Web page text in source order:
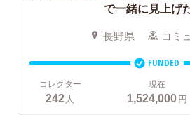
で一緒に見上げ
長野県 コミ
FUNDED
コレクター
242 人
現在
1,524,000円